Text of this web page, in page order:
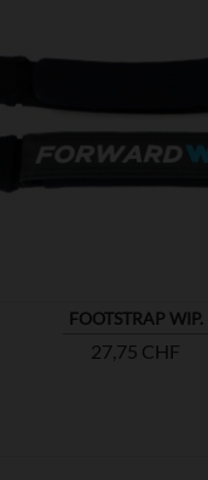
FOOTSTRAP WIP.
Preis
27,75 CHF
